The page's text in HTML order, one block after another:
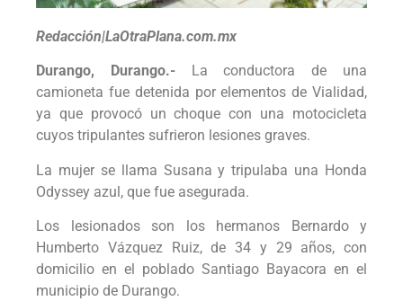
Redacción|LaOtraPlana.com.mx
Durango, Durango.-
La conductora de una
camioneta fue detenida por elementos de Vialidad,
ya que provocó un choque con una motocicleta
cuyos tripulantes sufrieron lesiones graves.
La mujer se llama Susana y tripulaba una Honda
Odyssey azul, que fue asegurada.
Los lesionados son los hermanos Bernardo y
Humberto Vázquez Ruiz, de 34 y 29 años, con
domicilio en el poblado Santiago Bayacora en el
municipio de Durango.